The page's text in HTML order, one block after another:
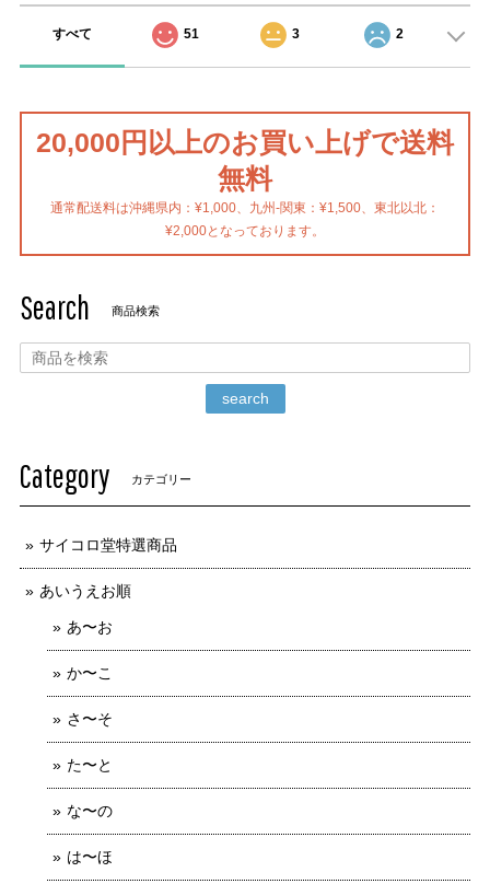
すべて 51 3 2
20,000円以上のお買い上げで送料
無料
通常配送料は沖縄県内：¥1,000、九州-関東：¥1,500、東北以北：
¥2,000となっております。
Search 商品検索
search
Category カテゴリー
サイコロ堂特選商品
あいうえお順
あ〜お
か〜こ
さ〜そ
た〜と
な〜の
は〜ほ